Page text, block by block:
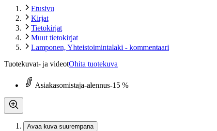
Etusivu
Kirjat
Tietokirjat
Muut tietokirjat
Lamponen, Yhteistoimintalaki - kommentaari
Tuotekuvat- ja videotOhita tuotekuva
Asiakasomistaja-alennus-15 %
Avaa kuva suurempana